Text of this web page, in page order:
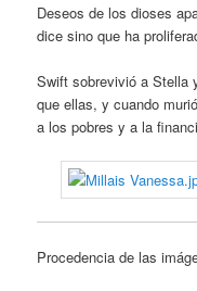
Deseos de los dioses
dice sino que ha
Swift sobrevivió a Stella
que ellas, y cuando
a los pobres y a la
Procedencia de las